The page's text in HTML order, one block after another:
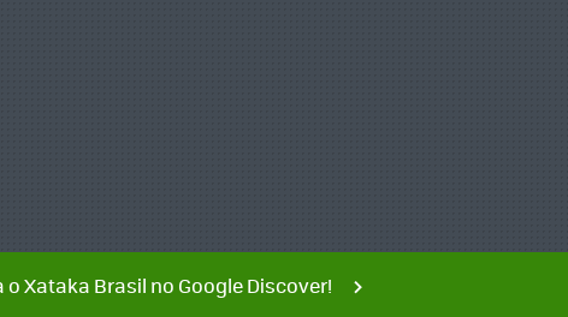
o Xataka Brasil no Google Discover!